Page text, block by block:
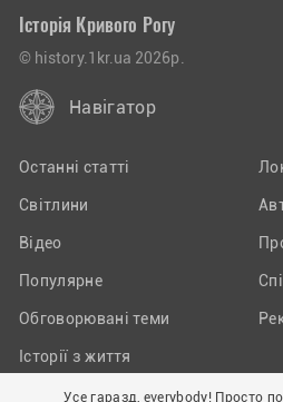
Історія Кривого Рогу
© history.1kr.ua 2026р.
Навігатор
Останні статті
Світлини
Відео
Популярне
Обговорювані теми
Історії з життя
Усе гаразд, everybody! Просто